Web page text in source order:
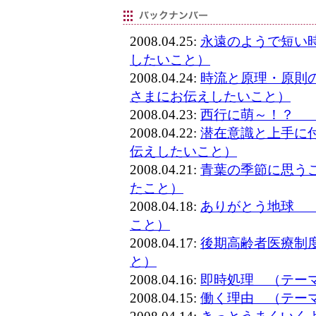
2008.04.25: 永遠のようで短
したいこと）
2008.04.24: 時流と原理・原
さまにお伝えしたいこと）
2008.04.23: 西行に萌～！？
2008.04.22: 潜在意識と上手に
伝えしたいこと）
2008.04.21: 青葉の季節に思う
たこと）
2008.04.18: ありがとう地球
こと）
2008.04.17: 後期高齢者医療制
と）
2008.04.16: 即時処理 （テー
2008.04.15: 働く理由 （テー